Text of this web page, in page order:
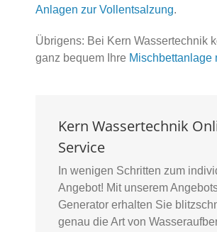
Anlagen zur Vollentsalzung.
Übrigens: Bei Kern Wassertechnik
ganz bequem Ihre Mischbettanlage
Kern Wassertechnik
Service
In wenigen Schritten zum
Angebot! Mit unserem
Generator erhalten Sie
genau die Art von